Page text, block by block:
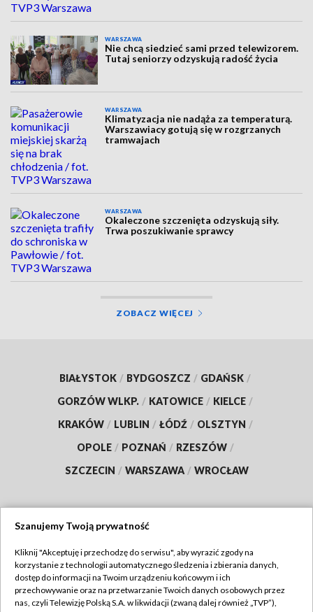
WARSZAWA
Nie chcą siedzieć sami przed telewizorem.
Tutaj seniorzy odzyskują radość życia
WARSZAWA
Klimatyzacja nie nadąża za temperaturą.
Warszawiacy gotują się w rozgrzanych
tramwajach
WARSZAWA
Okaleczone szczenięta odzyskują siły.
Trwa poszukiwanie sprawcy
ZOBACZ WIĘCEJ
BIAŁYSTOK / BYDGOSZCZ / GDAŃSK /
GORZÓW WLKP. / KATOWICE / KIELCE /
KRAKÓW / LUBLIN / ŁÓDŹ / OLSZTYN /
OPOLE / POZNAŃ / RZESZÓW /
SZCZECIN / WARSZAWA / WROCŁAW
TVP
Abonament TVP
Regulamin TVP
Szanujemy Twoją prywatność
Kliknij "Akceptuję i przechodzę do serwisu", aby wyrazić zgody na
korzystanie z technologii automatycznego śledzenia i zbierania danych,
dostęp do informacji na Twoim urządzeniu końcowym i ich
przechowywanie oraz na przetwarzanie Twoich danych osobowych przez
nas, czyli Telewizję Polską S.A. w likwidacji (zwaną dalej również „TVP”),